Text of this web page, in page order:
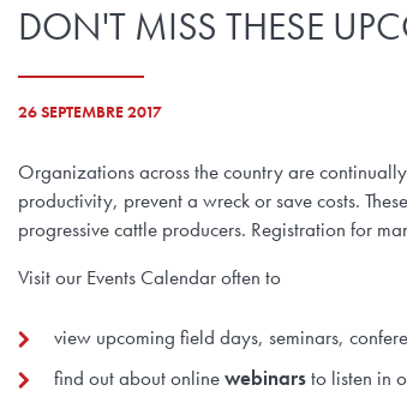
DON'T MISS THESE
26 SEPTEMBRE 2017
Organizations across the country are
productivity, prevent a wreck or save costs.
progressive cattle producers. Registration for
Visit our Events Calendar often to
view upcoming field days, seminars,
find out about onlinewebinarsto listen in